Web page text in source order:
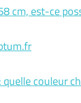
cm, est-ce
couleur